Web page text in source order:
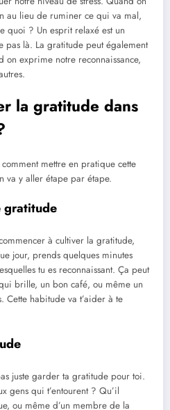
au lieu de ruminer ce qui va mal,
quoi ? Un esprit relaxé est un
pas là. La gratitude peut également
on exprime notre reconnaissance,
la gratitude dans
comment mettre en pratique cette
va y aller étape par étape.
gratitude
à cultiver la gratitude,
jour, prends quelques minutes
tu es reconnaissant. Ça peut
brille, un bon café, ou même un
Cette habitude va t’aider à te
juste garder ta gratitude pour toi.
gens qui t’entourent ? Qu’il
ou même d’un membre de la